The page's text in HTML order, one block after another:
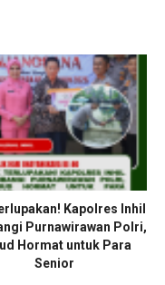
Kapolres Inhil
Purnawirawan Polri,
Hormat untuk Para
Senior